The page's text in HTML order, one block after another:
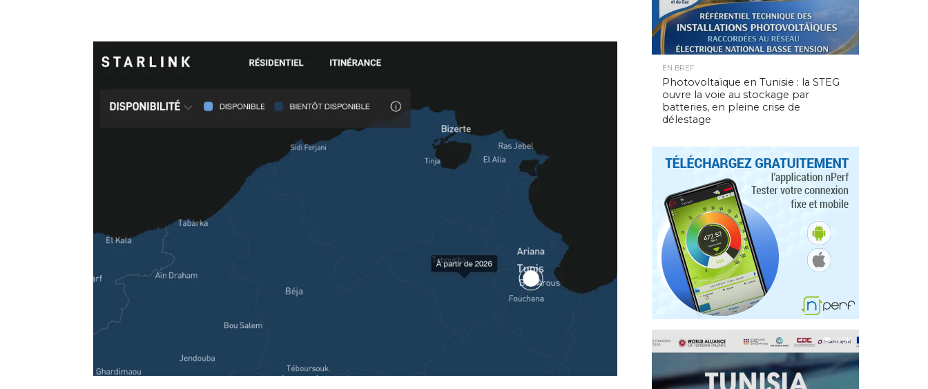
EN BREF
Photovoltaïque en Tunisie : la STEG
ouvre la voie au stockage par
batteries, en pleine crise de
délestage
4.9K